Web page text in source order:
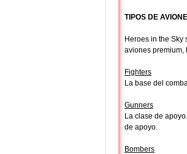
TIPOS DE
Heroes in the
aviones premium,
Fighters
La base del
Gunners
La clase de
de apoyo.
Bombers